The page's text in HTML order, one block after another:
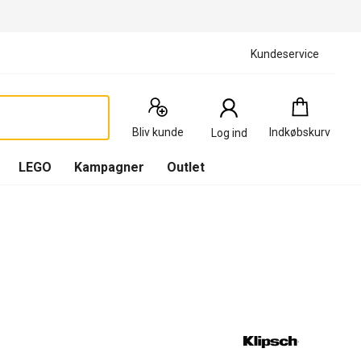
Kundeservice
Bliv kunde Log ind Indkøbskurv
Indkøbskurv
0
Produkter
LEGO Kampagner Outlet